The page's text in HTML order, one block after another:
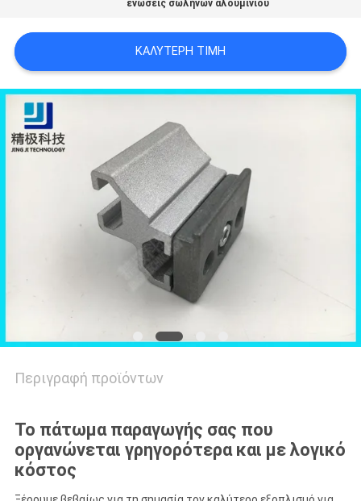
ΠΟΛΙΤΙΚΉ
ΑΠΟΡΡΉΤΟΥ
ενώσεις σωλήνων αλουμινίου
ΚΑΛΎΤΕΡΗ ΤΙΜΉ
Περιγραφή προϊόντων
Το πάτωμα παραγωγής σας που
οργανώνεται γρηγορότερα και με λογικό
κόστος